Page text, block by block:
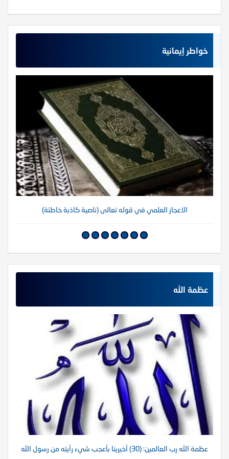
خواطر إيمانية
الاعجاز العلمي في قوله تعالى (ناصية كاذبة خاطئة)
عظمة الله
عظمة الله رب العالمين: (30) أخبرينا بأعجب شيء رأيته من رسول الله